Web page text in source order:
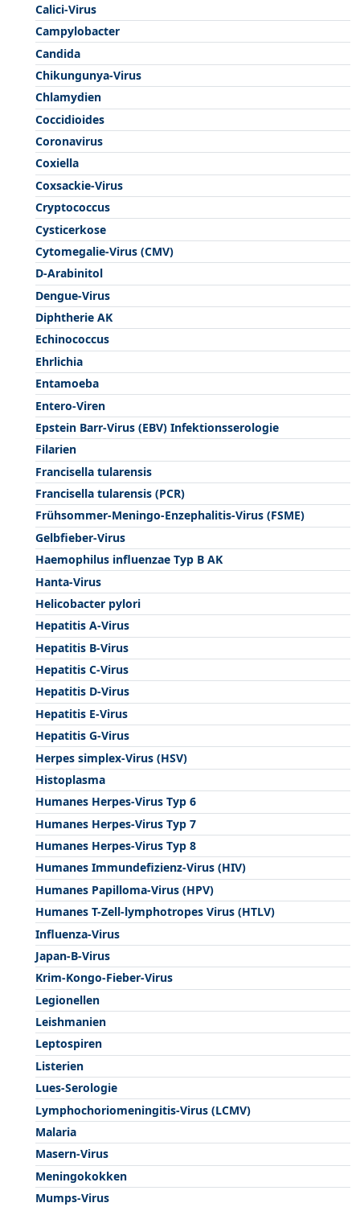
Calici-Virus
Campylobacter
Candida
Chikungunya-Virus
Chlamydien
Coccidioides
Coronavirus
Coxiella
Coxsackie-Virus
Cryptococcus
Cysticerkose
Cytomegalie-Virus (CMV)
D-Arabinitol
Dengue-Virus
Diphtherie AK
Echinococcus
Ehrlichia
Entamoeba
Entero-Viren
Epstein Barr-Virus (EBV) Infektionsserologie
Filarien
Francisella tularensis
Francisella tularensis (PCR)
Frühsommer-Meningo-Enzephalitis-Virus (FSME)
Gelbfieber-Virus
Haemophilus influenzae Typ B AK
Hanta-Virus
Helicobacter pylori
Hepatitis A-Virus
Hepatitis B-Virus
Hepatitis C-Virus
Hepatitis D-Virus
Hepatitis E-Virus
Hepatitis G-Virus
Herpes simplex-Virus (HSV)
Histoplasma
Humanes Herpes-Virus Typ 6
Humanes Herpes-Virus Typ 7
Humanes Herpes-Virus Typ 8
Humanes Immundefizienz-Virus (HIV)
Humanes Papilloma-Virus (HPV)
Humanes T-Zell-lymphotropes Virus (HTLV)
Influenza-Virus
Japan-B-Virus
Krim-Kongo-Fieber-Virus
Legionellen
Leishmanien
Leptospiren
Listerien
Lues-Serologie
Lymphochoriomeningitis-Virus (LCMV)
Malaria
Masern-Virus
Meningokokken
Mumps-Virus